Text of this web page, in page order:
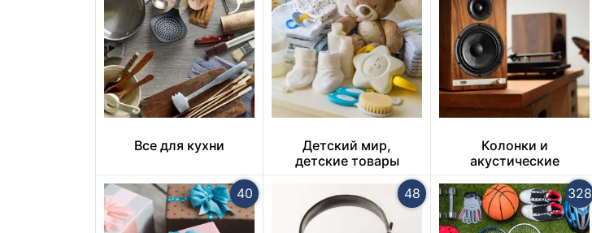
Все для кухни
Детский мир,
детские товары
Колонки и
акустические
системы
40 48 328